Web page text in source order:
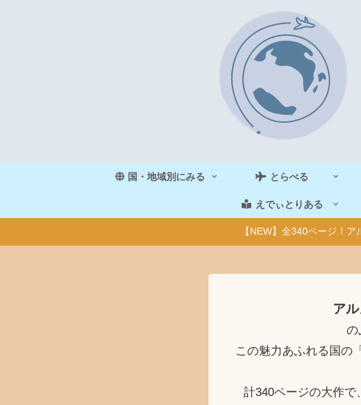
国・地域別にみる とらべる
えでぃとりある
【NEW】全340ページ！
ア
の
この魅力あふれる国の
計340ページの大作